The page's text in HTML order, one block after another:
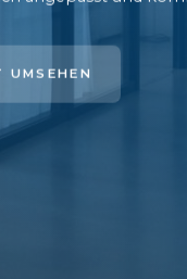
UMSEHEN